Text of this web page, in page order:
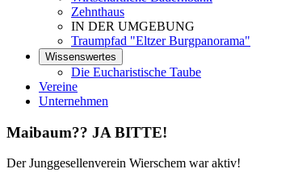
Zehnthaus
IN DER UMGEBUNG
Traumpfad "Eltzer Burgpanorama"
Wissenswertes
Die Eucharistische Taube
Vereine
Unternehmen
Maibaum?? JA BITTE!
Der Junggesellenverein Wierschem war aktiv!